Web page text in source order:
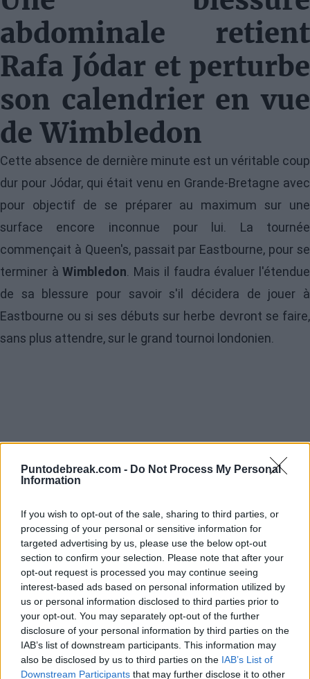
Puntodebreak.com - Do Not Process My Personal
Information
If you wish to opt-out of the sale, sharing to third parties, or
processing of your personal or sensitive information for
targeted advertising by us, please use the below opt-out
section to confirm your selection. Please note that after your
opt-out request is processed you may continue seeing
interest-based ads based on personal information utilized by
us or personal information disclosed to third parties prior to
your opt-out. You may separately opt-out of the further
disclosure of your personal information by third parties on the
IAB’s list of downstream participants. This information may
also be disclosed by us to third parties on the IAB’s List of
Downstream Participants that may further disclose it to other
abdominale retient
Rafa Jódar et perturbe
son calendrier en vue
de Wimbledon
Cette absence de dernière minute est un véritable coup
dur pour Jódar, qui était venu en Grande-Bretagne avec
pour objectif de se préparer au maximum sur une
surface encore inconnue pour lui. La tournée
commençait à Queen's, passait par Eastbourne, pour se
terminer àWimbledon. Mais il faudra évaluer l'étendue
de sa blessure pour savoir s'il décidera de jouer à
Eastbourne ou si ses débuts sur herbe devront se faire,
sans plus attendre, sur le grand tournoi londonien.
Image
À son arrivée à Queen's, Jódar s'est montré
enthousiaste à l'idée de s'essayer sur cette surface: "Je